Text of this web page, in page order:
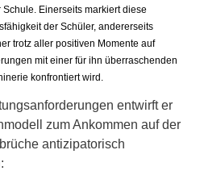
Einerseits markiert diese
der Schüler, andererseits
trotz aller positiven Momente auf
mit einer für ihn überraschenden
konfrontiert wird.
entwirft er
zum Ankommen auf der
antizipatorisch